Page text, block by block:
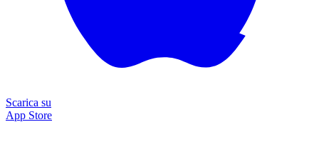
Scarica su
App Store